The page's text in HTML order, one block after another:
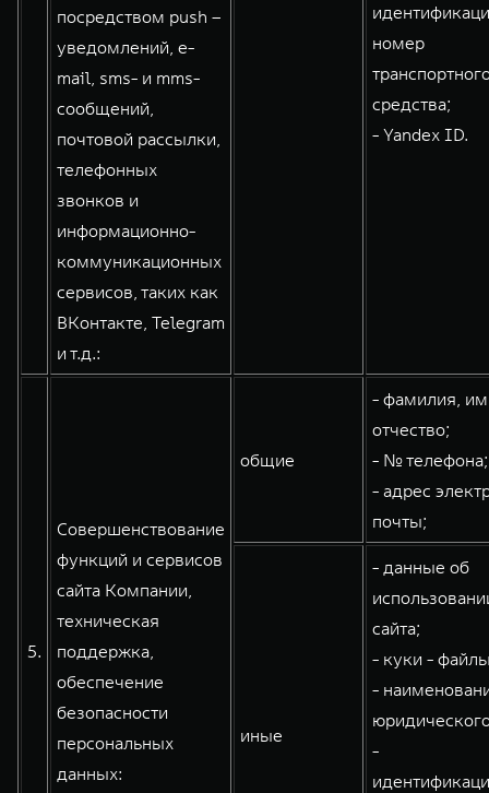
посредством push –
уведомлений, e-
mail, sms- и mms-
сообщений,
почтовой рассылки,
телефонных
звонков и
информационно-
коммуникационных
сервисов, таких как
ВКонтакте, Telegram
и т.д.:
номер
средства;
- Yandex ID.
5.
Совершенствование
функций и сервисов
сайта Компании,
техническая
поддержка,
обеспечение
безопасности
персональных
данных:
общие
- фамилия,
отчество;
- № телефона;
- адрес
почты;
иные
- данные об
сайта;
- куки -
-
-